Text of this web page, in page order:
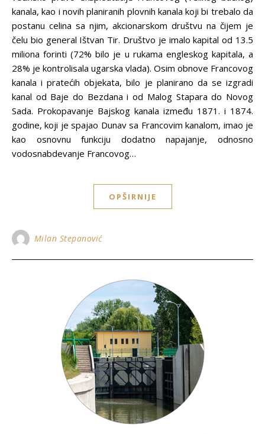
kanala, kao i novih planiranih plovnih kanala koji bi trebalo da
postanu celina sa njim, akcionarskom društvu na čijem je
čelu bio general Ištvan Tir. Društvo je imalo kapital od 13.5
miliona forinti (72% bilo je u rukama engleskog kapitala, a
28% je kontrolisala ugarska vlada). Osim obnove Francovog
kanala i pratećih objekata, bilo je planirano da se izgradi
kanal od Baje do Bezdana i od Malog Stapara do Novog
Sada. Prokopavanje Bajskog kanala između 1871. i 1874.
godine, koji je spajao Dunav sa Francovim kanalom, imao je
kao osnovnu funkciju dodatno napajanje, odnosno
vodosnabdevanje Francovog…
OPŠIRNIJE
Milan Stepanović